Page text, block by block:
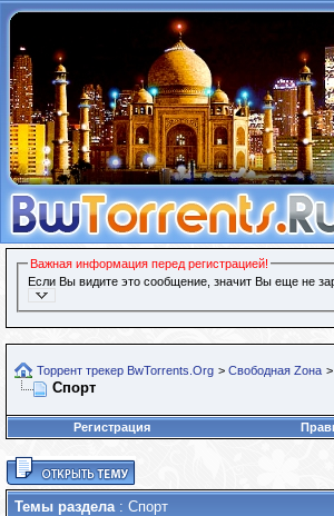
Важная информация перед регистрацией!
Если Вы видите это сообщение, значит Вы еще не
Торрент трекер BwTorrents.Org > Свободная Zона >
Спорт
Регистрация
Темы раздела: Спорт